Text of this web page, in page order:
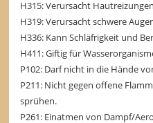
H315: Verursacht
H319: Verursacht schwere
H336: Kann Schläfrigkeit und
H411: Giftig für
P102: Darf nicht in die Hände
P211: Nicht gegen offene
sprühen.
P261: Einatmen von Dampf/